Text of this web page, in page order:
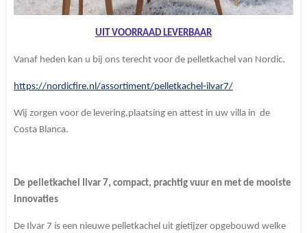
UIT VOORRAAD LEVERBAAR
Vanaf heden kan u bij ons terecht voor de pelletkachel van Nordic.
https://nordicfire.nl/assortiment/pelletkachel-ilvar7/
Wij zorgen voor de levering,plaatsing en attest in uw villa in de
Costa Blanca.
De pelletkachel Ilvar 7, compact, prachtig vuur en met de mooiste
innovaties
De Ilvar 7 is een nieuwe pelletkachel uit gietijzer opgebouwd welke